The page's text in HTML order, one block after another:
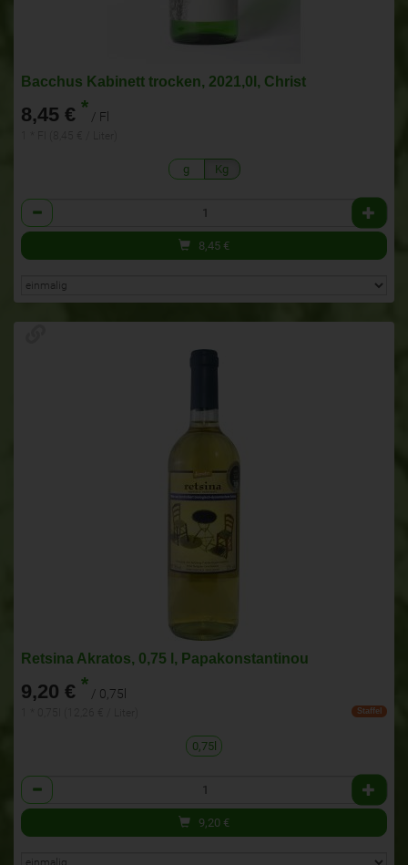
Bacchus Kabinett trocken, 2021,0l, Christ
8,45 € * / Fl
g Kg
Anzahl
8,45 €
Retsina Akratos, 0,75 l, Papakonstantinou
9,20 € * / 0,75l
Staffel
0,75l
Anzahl
9,20 €